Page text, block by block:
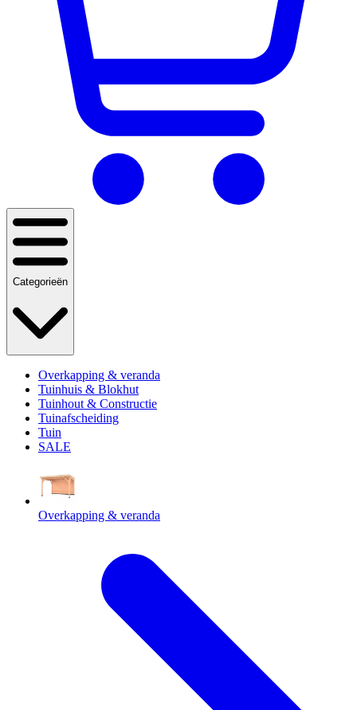
Categorieën
Overkapping & veranda
Tuinhuis & Blokhut
Tuinhout & Constructie
Tuinafscheiding
Tuin
SALE
Overkapping & veranda